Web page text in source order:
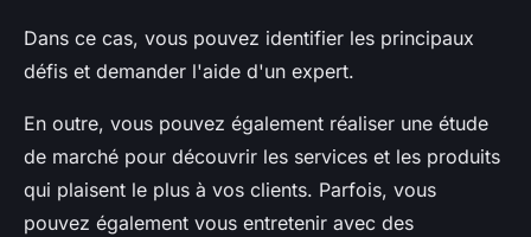
Dans ce cas, vous pouvez identifier les principaux
défis et demander l'aide d'un expert.
En outre, vous pouvez également réaliser une étude
de marché pour découvrir les services et les produits
qui plaisent le plus à vos clients. Parfois, vous
pouvez également vous entretenir avec des